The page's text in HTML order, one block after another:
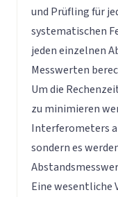
und Prüfling für
systematischen
jeden einzelnen
Messwerten
Um die
zu minimieren
Interferometers
sondern es
Eine wesentliche